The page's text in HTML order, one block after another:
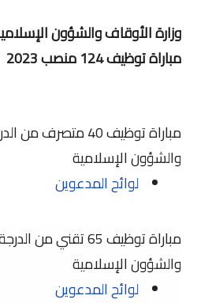
وزارة الأوقاف والشؤون
مباراة توظيف 124 منصب 2023
مباراة توظيف 40
والشؤون الإسلامية
لوائح المدعوين
مباراة توظيف 65 تقني
والشؤون الإسلامية
لوائح المدعوين